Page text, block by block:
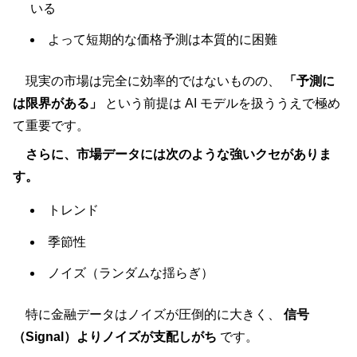
いる
よって短期的な価格予測は本質的に困難
現実の市場は完全に効率的ではないものの、
「予測に
は限界がある」
という前提は AI モデルを扱ううえで極め
て重要です。
さらに、市場データには次のような強いクセがありま
す。
トレンド
季節性
ノイズ（ランダムな揺らぎ）
特に金融データはノイズが圧倒的に大きく、 信号
（Signal）よりノイズが支配しがち です。